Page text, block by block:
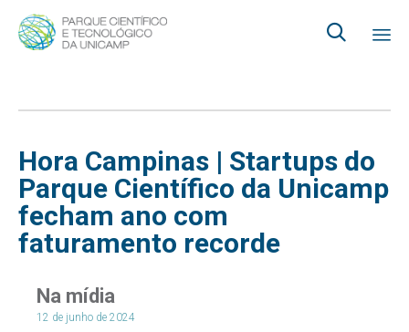

Hora Campinas | Startups do
Parque Científico da Unicamp
fecham ano com
faturamento recorde
Na mídia
12 de junho de 2024